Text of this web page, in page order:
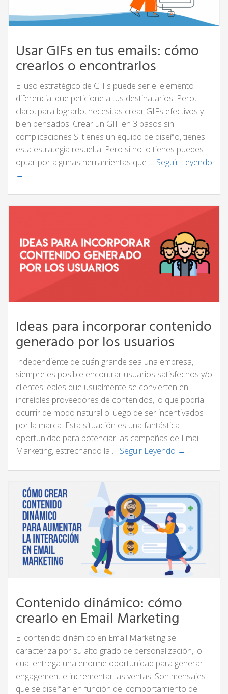
Usar GIFs en tus emails: cómo
crearlos o encontrarlos
El uso estratégico de GIFs puede ser el elemento
diferencial que peticione a tus destinatarios. Pero,
claro, para lograrlo, necesitas crear GIFs efectivos y
bien pensados. Crear un GIF en 3 pasos sin
complicaciones Si tienes un equipo de diseño, tienes
esta estrategia resuelta. Pero si no lo tienes puedes
optar por algunas herramientas que … Seguir Leyendo
→
Ideas para incorporar contenido
generado por los usuarios
Independiente de cuán grande sea una empresa,
siempre es posible encontrar usuarios satisfechos y/o
clientes leales que usualmente se convierten en
increíbles proveedores de contenidos, lo que podría
ocurrir de modo natural o luego de ser incentivados
por la marca. Esta situación es una fantástica
oportunidad para potenciar las campañas de Email
Marketing, estrechando la … Seguir Leyendo →
Contenido dinámico: cómo
crearlo en Email Marketing
El contenido dinámico en Email Marketing se
caracteriza por su alto grado de personalización, lo
cual entrega una enorme oportunidad para generar
engagement e incrementar las ventas. Son mensajes
que se diseñan en función del comportamiento de